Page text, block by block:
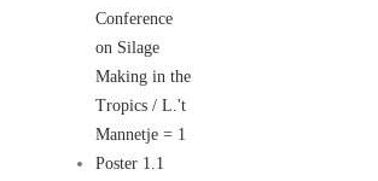
Conference
on Silage
Making in the
Tropics / L.'t
Mannetje = 1
Poster 1.1